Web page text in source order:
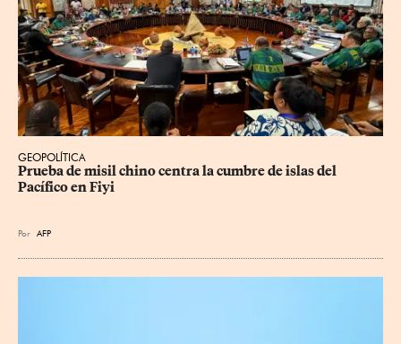
GEOPOLÍTICA
Prueba de misil chino centra la cumbre de islas del
Pacífico en Fiyi
Por AFP